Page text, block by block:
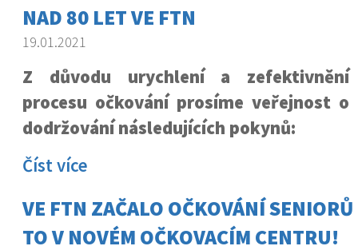
NAD 80 LET VE FTN
19.01.2021
Z důvodu urychlení a zefektivnění
procesu očkování prosíme veřejnost o
dodržování následujících pokynů:
Číst více
VE FTN ZAČALO OČKOVÁNÍ
TO V NOVÉM OČKOVACÍM CENTRU!